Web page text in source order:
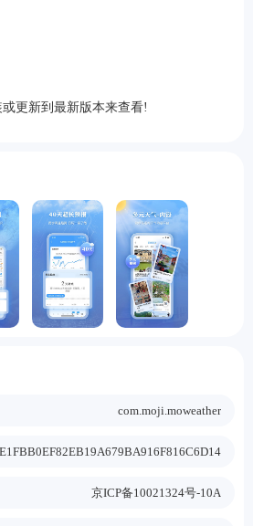
更新到最新版本来查看!
com.moji.moweather
E1FBB0EF82EB19A679BA916F816C6D14
京ICP备10021324号-10A